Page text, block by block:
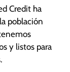
Credit ha
población
y listos para